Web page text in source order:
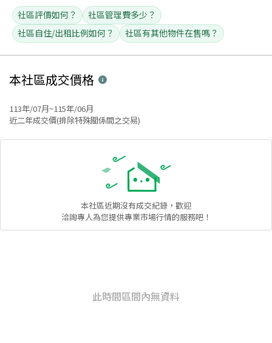
社區評價如何？
社區管理費多少？
社區自住/出租比例如何？
社區有其他物件在售嗎？
本社區成交價格
113年/07月~115年/06月
近二年成交價(排除特殊關係間之交易)
本社區近期沒有成交紀錄，歡迎
洽詢專人為您提供專業市場行情的服務吧！
此時間區間內無資料